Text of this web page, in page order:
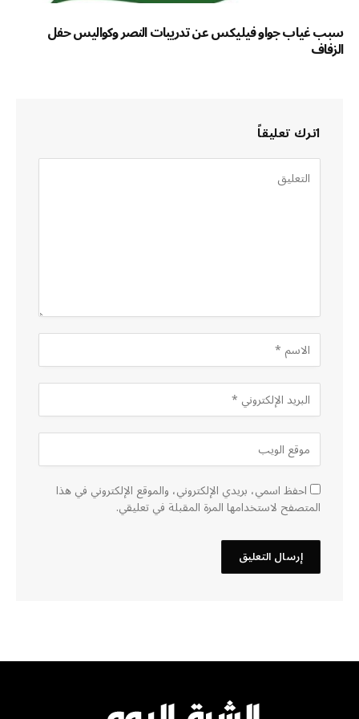
سبب غياب جواو فيليكس عن تدريبات النصر وكواليس حفل
الزفاف
اترك تعليقاً
احفظ اسمي، بريدي الإلكتروني، والموقع الإلكتروني في هذا
المتصفح لاستخدامها المرة المقبلة في تعليقي.